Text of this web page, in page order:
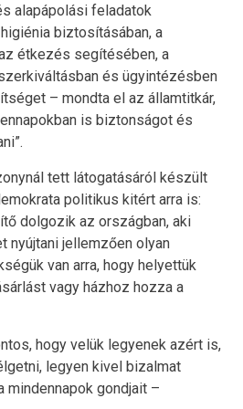
alapápolási feladatok
biztosításában, a
étkezés segítésében, a
és ügyintézésben
– mondta el az államtitkár,
is biztonságot és
tett látogatásáról készült
politikus kitért arra is:
dolgozik az országban, aki
nyújtani jellemzően olyan
van arra, hogy helyettük
vagy házhoz hozza a
hogy velük legyenek azért is,
legyen kivel bizalmat
mindennapok gondjait –